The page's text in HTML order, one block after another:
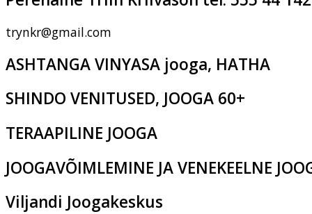
trynkr@gmail.com
ASHTANGA VINYASA jooga, HATHA
SHINDO VENITUSED, JOOGA 60+
TERAAPILINE JOOGA
JOOGAVÕIMLEMINE JA VENEKEELNE
Viljandi Joogakeskus